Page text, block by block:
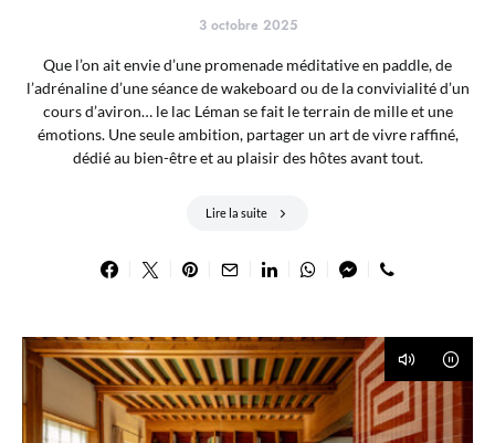
3 octobre 2025
Que l’on ait envie d’une promenade méditative en paddle, de
l’adrénaline d’une séance de wakeboard ou de la convivialité d’un
cours d’aviron… le lac Léman se fait le terrain de mille et une
émotions. Une seule ambition, partager un art de vivre raffiné,
dédié au bien-être et au plaisir des hôtes avant tout.
Lire la suite